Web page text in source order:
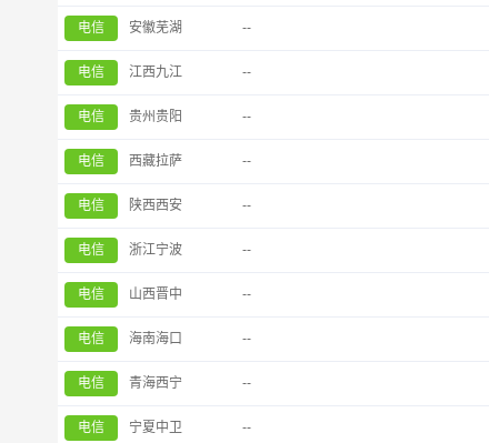
电信 安徽芜湖 --
电信 江西九江 --
电信 贵州贵阳 --
电信 西藏拉萨 --
电信 陕西西安 --
电信 浙江宁波 --
电信 山西晋中 --
电信 海南海口 --
电信 青海西宁 --
电信 宁夏中卫 --